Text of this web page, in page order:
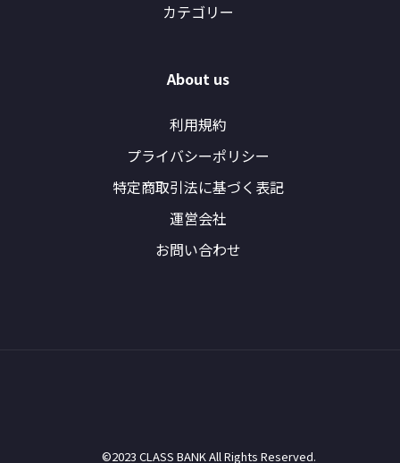
カテゴリー
About us
利用規約
プライバシーポリシー
特定商取引法に基づく表記
運営会社
お問い合わせ
©2023 CLASS BANK All Rights Reserved.